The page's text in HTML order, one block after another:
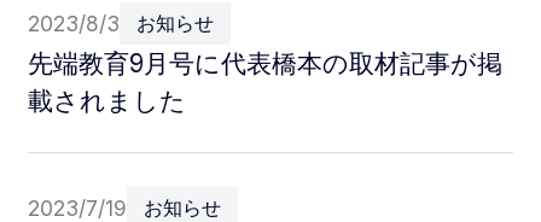
2023/8/3 お知らせ
先端教育9月号に代表橋本の取材記事が掲
載されました
2023/7/19 お知らせ